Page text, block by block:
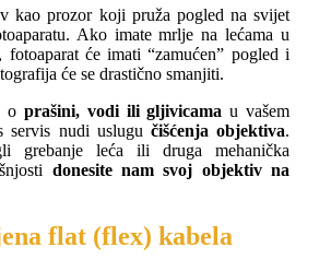
kao prozor koji pruža pogled na svijet
Ako imate mrlje na lećama u
fotoaparat će imati “zamućen” pogled i
će se drastično smanjiti.
o prašini, vodi ili gljivicama u vašem
servis nudi uslugu čišćenja objektiva.
grebanje leća ili druga mehanička
donesite nam svoj objektiv na
flat (flex) kabela